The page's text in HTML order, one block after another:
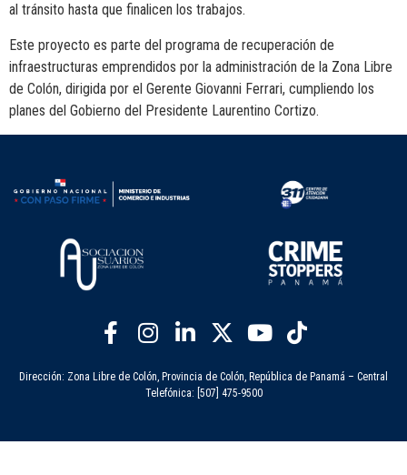
al tránsito hasta que finalicen los trabajos.
Este proyecto es parte del programa de recuperación de
infraestructuras emprendidos por la administración de la Zona Libre
de Colón, dirigida por el Gerente Giovanni Ferrari, cumpliendo los
planes del Gobierno del Presidente Laurentino Cortizo.
Dirección: Zona Libre de Colón, Provincia de Colón, República de Panamá – Central
Telefónica: [507] 475-9500